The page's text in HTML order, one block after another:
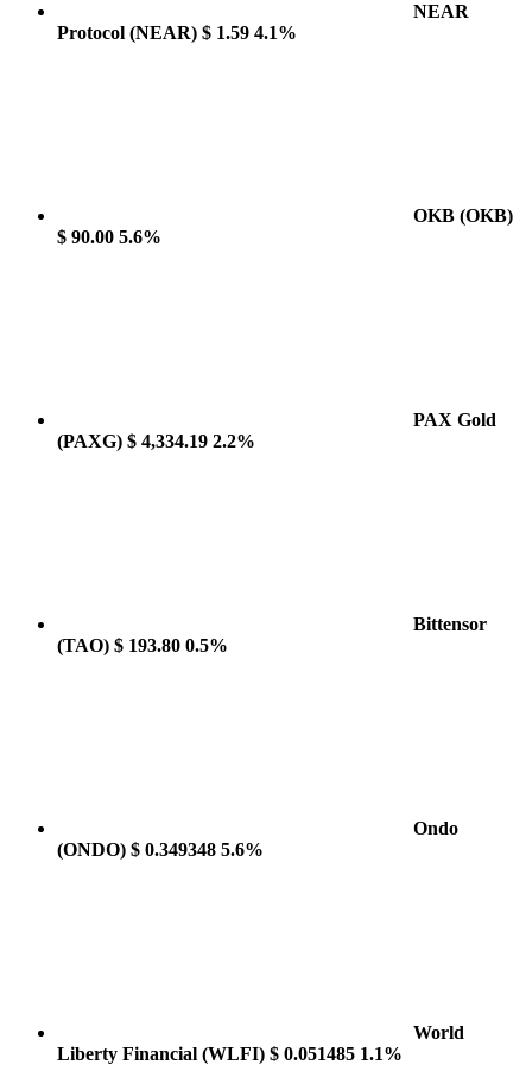
NEAR
Protocol (NEAR) $ 1.59 4.1%
OKB (OKB)
$ 90.00 5.6%
PAX Gold
(PAXG) $ 4,334.19 2.2%
Bittensor
(TAO) $ 193.80 0.5%
Ondo
(ONDO) $ 0.349348 5.6%
World
Liberty Financial (WLFI) $ 0.051485 1.1%